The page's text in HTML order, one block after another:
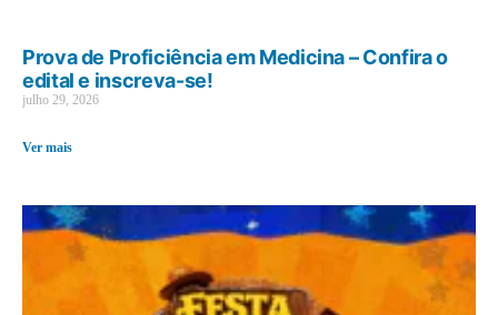
Prova de Proficiência em Medicina – Confira o
edital e inscreva-se!
julho 29, 2026
Ver mais